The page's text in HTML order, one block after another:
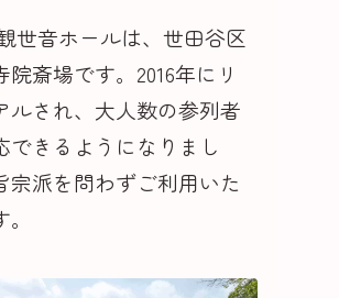
世音ホールは、世田谷区
院斎場です。2016年にリ
ルされ、大人数の参列者
できるようになりまし
宗派を問わずご利用いた
。